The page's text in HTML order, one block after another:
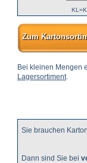
Zum
Bei kleinen Mengen
Lagersortiment.
Sie brauchen
Dann sind Sie bei